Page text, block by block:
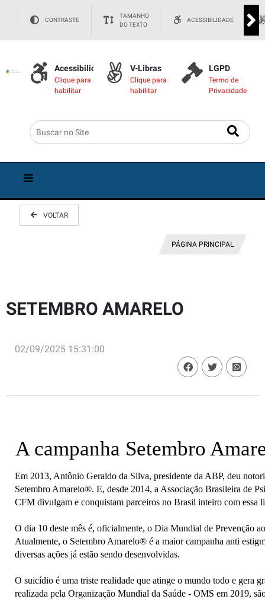
CONTRASTE
TAMANHO
DO TEXTO
ACESSIBILIDADE
Acessibilidade
Clique para
habilitar
V-Libras
Clique para
habilitar
LGPD
Termo de
Privacidade
VOLTAR
PÁGINA PRINCIPAL
SETEMBRO AMARELO
02/09/2025 15:31:00
A campanha Setembro
Em 2013, Antônio Geraldo da Silva, presidente da ABP, deu
Setembro Amarelo®. E, desde 2014, a Associação Brasileira de
CFM divulgam e conquistam parceiros no Brasil inteiro com essa
O dia 10 deste mês é, oficialmente, o Dia Mundial de Prevenção
Atualmente, o Setembro Amarelo® é a maior campanha anti
diversas ações já estão sendo desenvolvidas.
O suicídio é uma triste realidade que atinge o mundo todo e gera
realizada pela Organização Mundial da Saúde - OMS em 2019,